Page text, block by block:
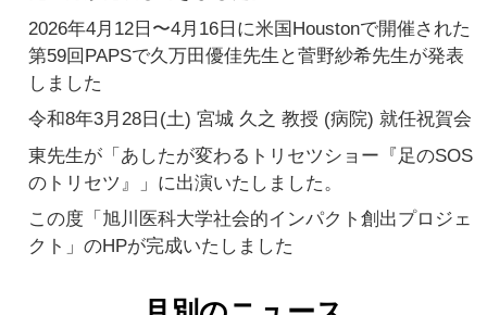
2026年4月12日〜4月16日に米国Houstonで開催された
第59回PAPSで久万田優佳先生と菅野紗希先生が発表
しました
令和8年3月28日(土) 宮城 久之 教授 (病院) 就任祝賀会
東先生が「あしたが変わるトリセツショー『足のSOS
のトリセツ』」に出演いたしました。
この度「旭川医科大学社会的インパクト創出プロジェ
クト」のHPが完成いたしました